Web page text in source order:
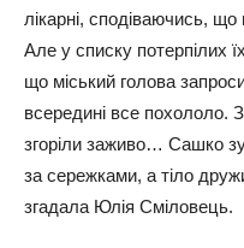
лікарні, сподіваючись,
Але у списку потерпілих
що міський голова
всередині все похололо.
згоріли заживо… Сашко
за сережками, а тіло
згадала Юлія Сміловець.